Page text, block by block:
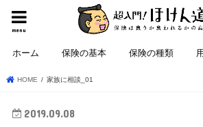
menu
ホーム 保険の基本 保険の種類
HOME 家族に相談_01
2019.09.08